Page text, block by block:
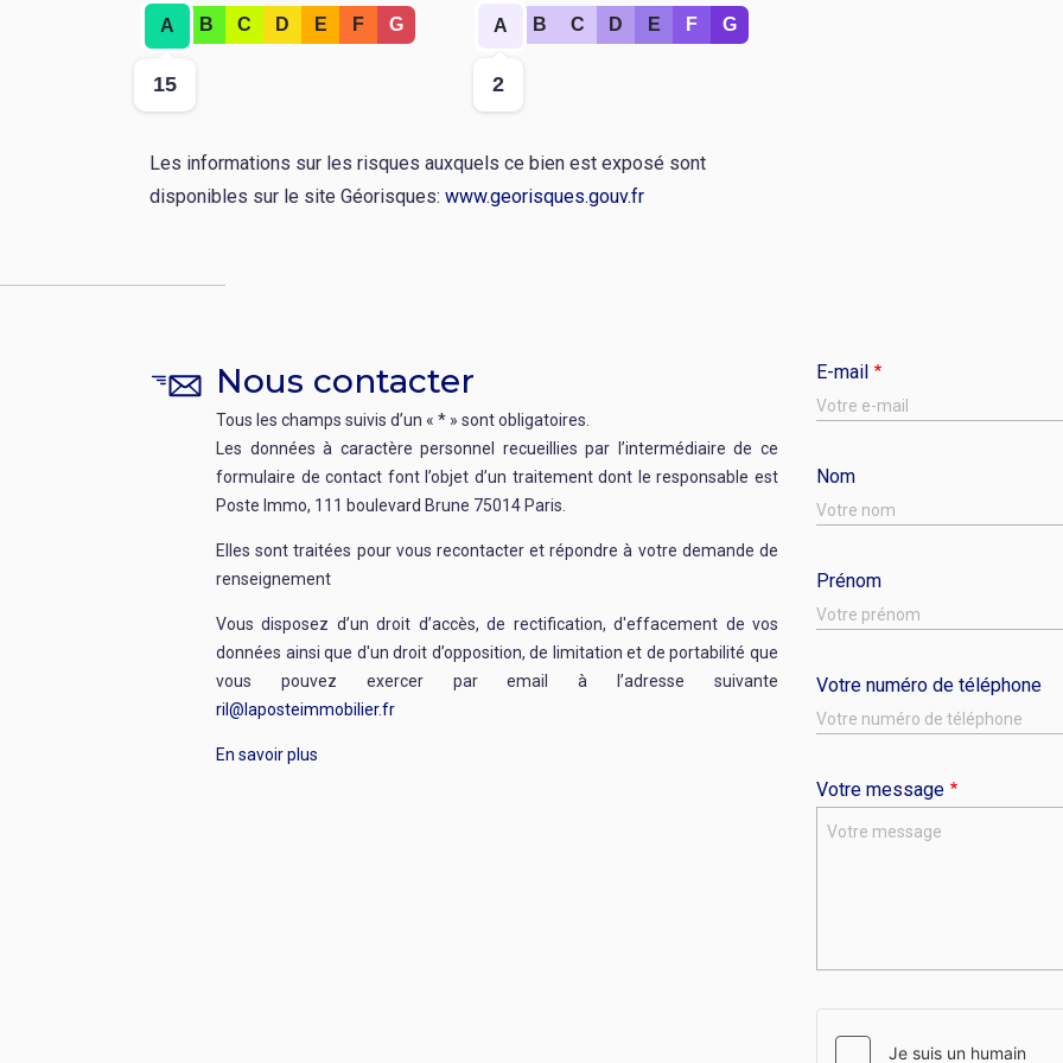
Rang
:
A B C D E F G
15
Rang
A B C D E F G
2
Les informations sur les risques auxquels ce bien est exposé sont
disponibles sur le site Géorisques: www.georisques.gouv.fr
Nous contacter
Tous les champs suivis d’un « * » sont obligatoires.
Les données à caractère personnel recueillies par l’intermédiaire de ce
formulaire de contact font l’objet d’un traitement dont le responsable est
Poste Immo, 111 boulevard Brune 75014 Paris.
Elles sont traitées pour vous recontacter et répondre à votre demande de
renseignement
Vous disposez d’un droit d’accès, de rectification, d'effacement de vos
données ainsi que d'un droit d’opposition, de limitation et de portabilité que
vous pouvez exercer par email à l’adresse suivante
ril@laposteimmobilier.fr
En savoir plus
E-mail
Nom
Prénom
Votre numéro de téléphone
Votre message